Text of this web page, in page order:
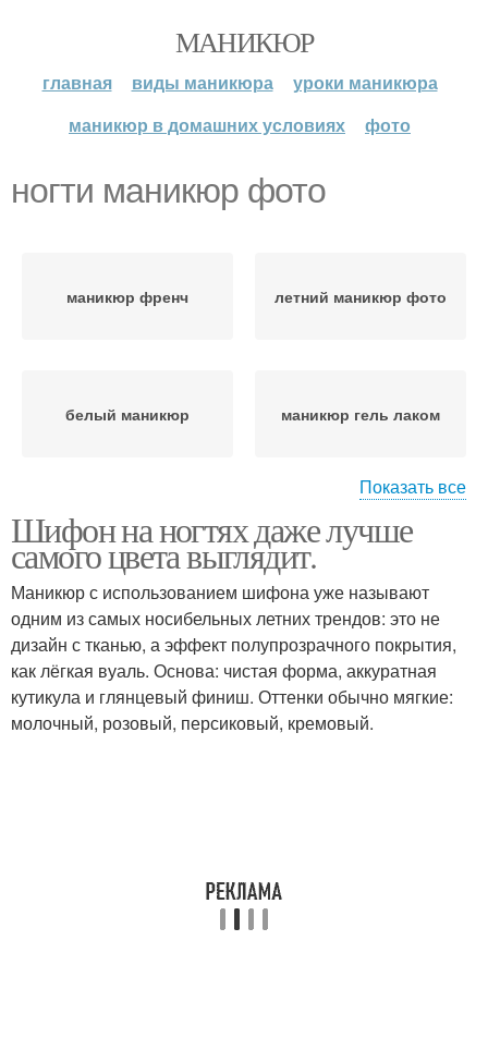
МАНИКЮР
главная виды маникюра
уроки маникюра
маникюр в домашних условиях
фото
ногти маникюр фото
маникюр френч летний маникюр фото
белый маникюр маникюр гель лаком
красивый маникюр мастер маникюра
красный маникюр маникюр дома
Показать все
Шифон на ногтях даже лучше
самого цвета выглядит.
Маникюр с использованием шифона уже называют
одним из самых носибельных летних трендов: это не
дизайн с тканью, а эффект полупрозрачного покрытия,
как лёгкая вуаль. Основа: чистая форма, аккуратная
кутикула и глянцевый финиш. Оттенки обычно мягкие:
молочный, розовый, персиковый, кремовый.